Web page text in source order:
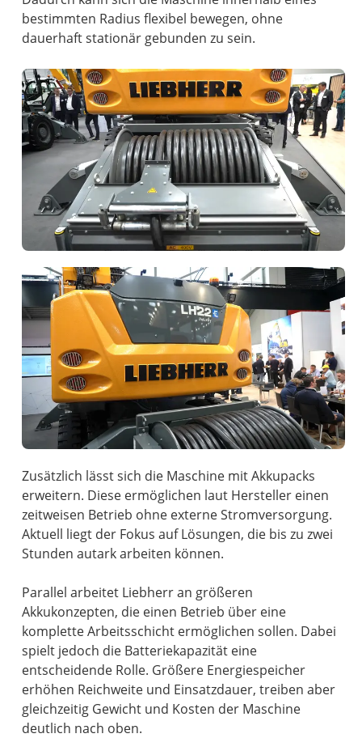
bestimmten Radius flexibel bewegen, ohne
dauerhaft stationär gebunden zu sein.
Zusätzlich lässt sich die Maschine mit Akkupacks
erweitern. Diese ermöglichen laut Hersteller einen
zeitweisen Betrieb ohne externe Stromversorgung.
Aktuell liegt der Fokus auf Lösungen, die bis zu zwei
Stunden autark arbeiten können.
Parallel arbeitet Liebherr an größeren
Akkukonzepten, die einen Betrieb über eine
komplette Arbeitsschicht ermöglichen sollen. Dabei
spielt jedoch die Batteriekapazität eine
entscheidende Rolle. Größere Energiespeicher
erhöhen Reichweite und Einsatzdauer, treiben aber
gleichzeitig Gewicht und Kosten der Maschine
deutlich nach oben.